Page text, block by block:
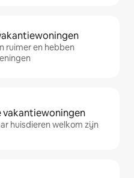
ruimer en hebben
vakantiewoningen
huisdieren welkom zijn